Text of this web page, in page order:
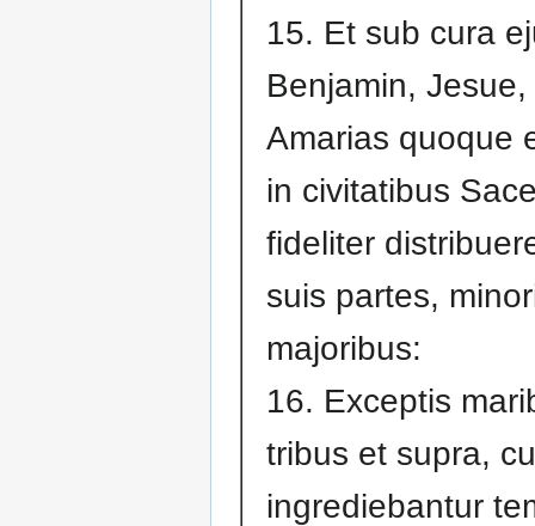
15. Et sub cura
Benjamin,
Amarias quoque
in civitatibus
fideliter
suis partes,
majoribus:
16. Exceptis
tribus et supra,
ingrediebantur